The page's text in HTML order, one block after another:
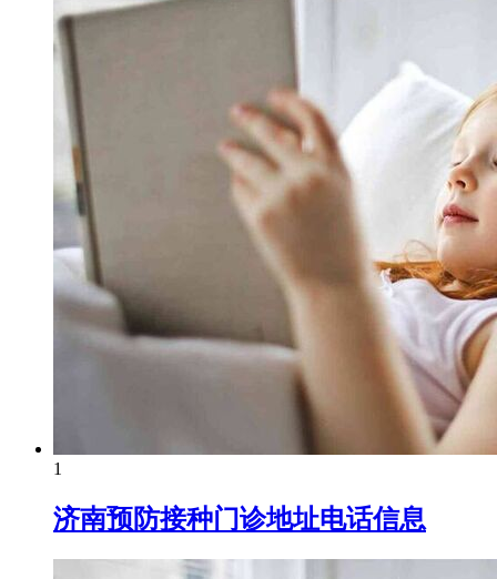
1
济南预防接种门诊地址电话信息